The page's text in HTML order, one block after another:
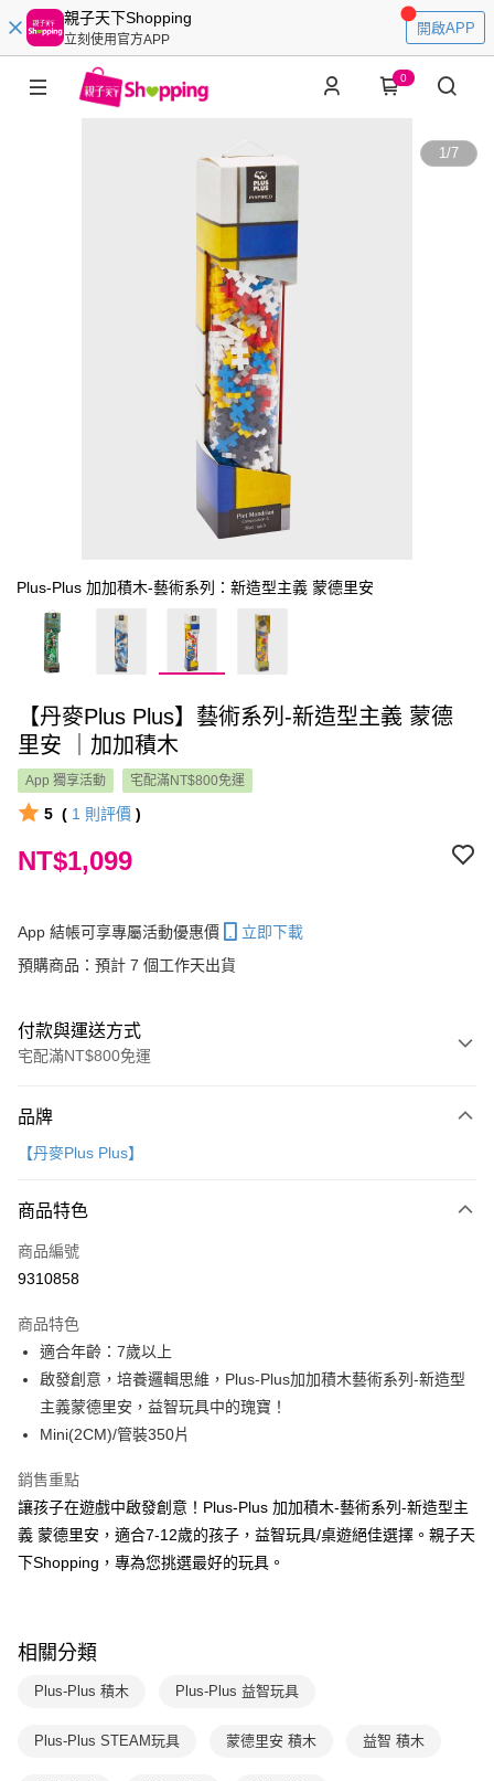
親子天下Shopping
立刻使用官方APP
開啟APP
0
1/7
Plus-Plus 加加積木-藝術系列：新造型主義 蒙德里安
【丹麥Plus Plus】藝術系列-新造型主義 蒙德
里安 ｜加加積木
App 獨享活動 宅配滿NT$800免運
5 ( 1 則評價 )
NT$1,099
App 結帳可享專屬活動優惠價
立即下載
預購商品：預計 7 個工作天出貨
付款與運送方式
宅配滿NT$800免運
信用卡一次付款
Apple Pay
大哥付你分期
相關說明
1.本服務由台灣大哥大提供，台灣大哥大用戶可立即使用無須另外申請。
2.付款方式選擇「大哥付你分期」，訂單成立後會自動跳轉到大哥付的交易
流程，驗證手機門號後，選擇欲分期的期數、繳款截止日，確認付款後即完
成交易。
3.實際核准額度、可分期數及費用金額請依後續交易確認頁面所載為準。
4.訂單成立30分鐘內，如未前往確認交易或遇審核未通過，訂單將自動取
消。如遇「轉專審核」未通過狀況，表示未達大哥付你分期系統評分，恕無
【繳款方式說明】
1.分期款項不併入電信帳單，「大哥付你分期」於每月結算日後寄送繳費提
2.透過簡訊連結打開帳單後，可選擇「超商條碼／台灣大直營門市／銀行轉
帳／街口支付／iPASS MONEY」等通路繳費。
用戶於交易時，得透過本服務購買商品或服務，並由商店將買賣／分期付款
買賣價金債權讓與本公司後，依約使用本公司帳單繳交帳款。
2.基於同意付款使用「大哥付你分期」之契約關係目的，商店將以您的個人
資料（包含姓名、電話或地址）提供予台灣大哥大進項蒐集、處理及利用，
3.完整用戶服務條款，請詳閱以下連結：https://oppay.tw/userRule
AFTEE先享後付
相關說明
【關於「AFTEE先享後付」】
便利好安心！
１．簡單：不需註冊會員、不需綁卡、不需儲值。
３．安心：先確認商品／服務後，再付款。
【「AFTEE先享後付」結帳流程】
１．於結帳方式選擇「AFTEE先享後付」後，將跳轉至「AFTEE先享後付」
結帳頁面，進行簡訊認證並確認金額後，即可完成結帳。
２．訂單成立數日內，您將收到繳費通知簡訊。
購買商品的店家。未經商家同意取消之訂單仍視為有效，需透過AFTEE先享
※ 交易是否成功請以「AFTEE先享後付 」之結帳頁面顯示為準，若有關於
https://netprotections.freshdesk.com/support/home
ATM付款
運送方式
國內宅配/郵寄 (不適用離島、海外及郵局i郵箱)
每筆NT$70，滿NT$800(含以上)免運費
品牌
【丹麥Plus Plus】
商品特色
商品編號
9310858
商品特色
適合年齡：7歲以上
啟發創意，培養邏輯思維，Plus-Plus加加積木藝術系列-新造型
主義蒙德里安，益智玩具中的瑰寶！
Mini(2CM)/管裝350片
銷售重點
讓孩子在遊戲中啟發創意！Plus-Plus 加加積木-藝術系列-新造型主
義 蒙德里安，適合7-12歲的孩子，益智玩具/桌遊絕佳選擇。親子天
下Shopping，專為您挑選最好的玩具。
相關分類
Plus-Plus 積木 Plus-Plus 益智玩具
Plus-Plus STEAM玩具 蒙德里安 積木 益智 積木